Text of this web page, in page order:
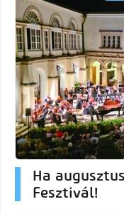
Ha
Fesztivál!